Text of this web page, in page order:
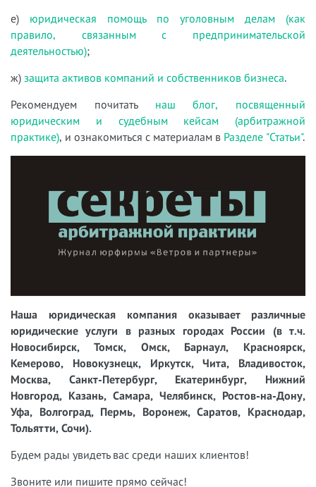
е) юридическая помощь по уголовным делам (как
правило, связанным с предпринимательской
деятельностью);
ж) защита активов компаний и собственников бизнеса.
Рекомендуем почитать наш блог, посвященный
юридическим и судебным кейсам (арбитражной
практике), и ознакомиться с материалам в Разделе "Статьи".
Наша юридическая компания оказывает различные
юридические услуги в разных городах России (в т.ч.
Новосибирск, Томск, Омск, Барнаул, Красноярск,
Кемерово, Новокузнецк, Иркутск, Чита, Владивосток,
Москва, Санкт-Петербург, Екатеринбург, Нижний
Новгород, Казань, Самара, Челябинск, Ростов-на-Дону,
Уфа, Волгоград, Пермь, Воронеж, Саратов, Краснодар,
Тольятти, Сочи).
Будем рады увидеть вас среди наших клиентов!
Звоните или пишите прямо сейчас!